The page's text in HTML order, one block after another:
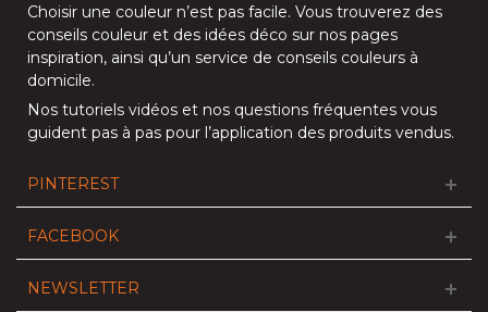
Choisir une couleur n’est pas facile. Vous trouverez des
conseils couleur et des idées déco sur nos pages
inspiration, ainsi qu’un service de conseils couleurs à
domicile.
Nos tutoriels vidéos et nos questions fréquentes vous
guident pas à pas pour l’application des produits vendus.
PINTEREST
FACEBOOK
NEWSLETTER